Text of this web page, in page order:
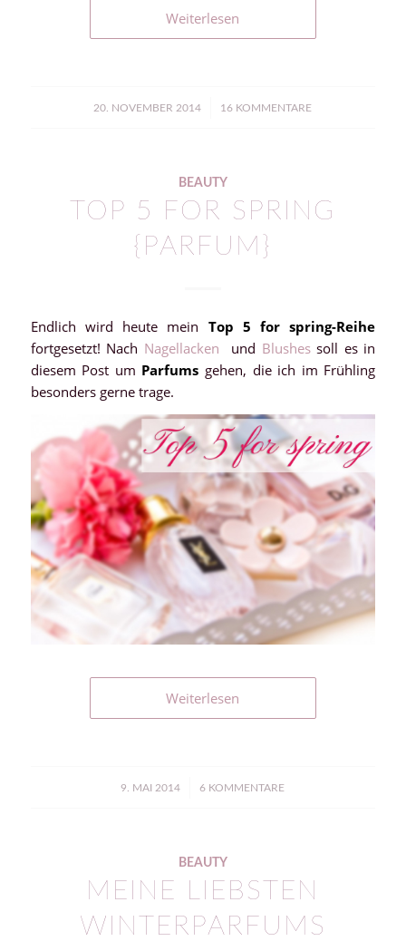
Weiterlesen
20. NOVEMBER 2014
/ 16 KOMMENTARE
BEAUTY
TOP 5 FOR SPRING
{PARFUM}
Endlich wird heute mein Top 5 for spring-Reihe
fortgesetzt! Nach Nagellacken und Blushessoll es in
diesem Post um Parfums gehen, die ich im Frühling
besonders gerne trage.
Weiterlesen
9. MAI 2014
/ 6 KOMMENTARE
BEAUTY
MEINE LIEBSTEN
WINTERPARFUMS